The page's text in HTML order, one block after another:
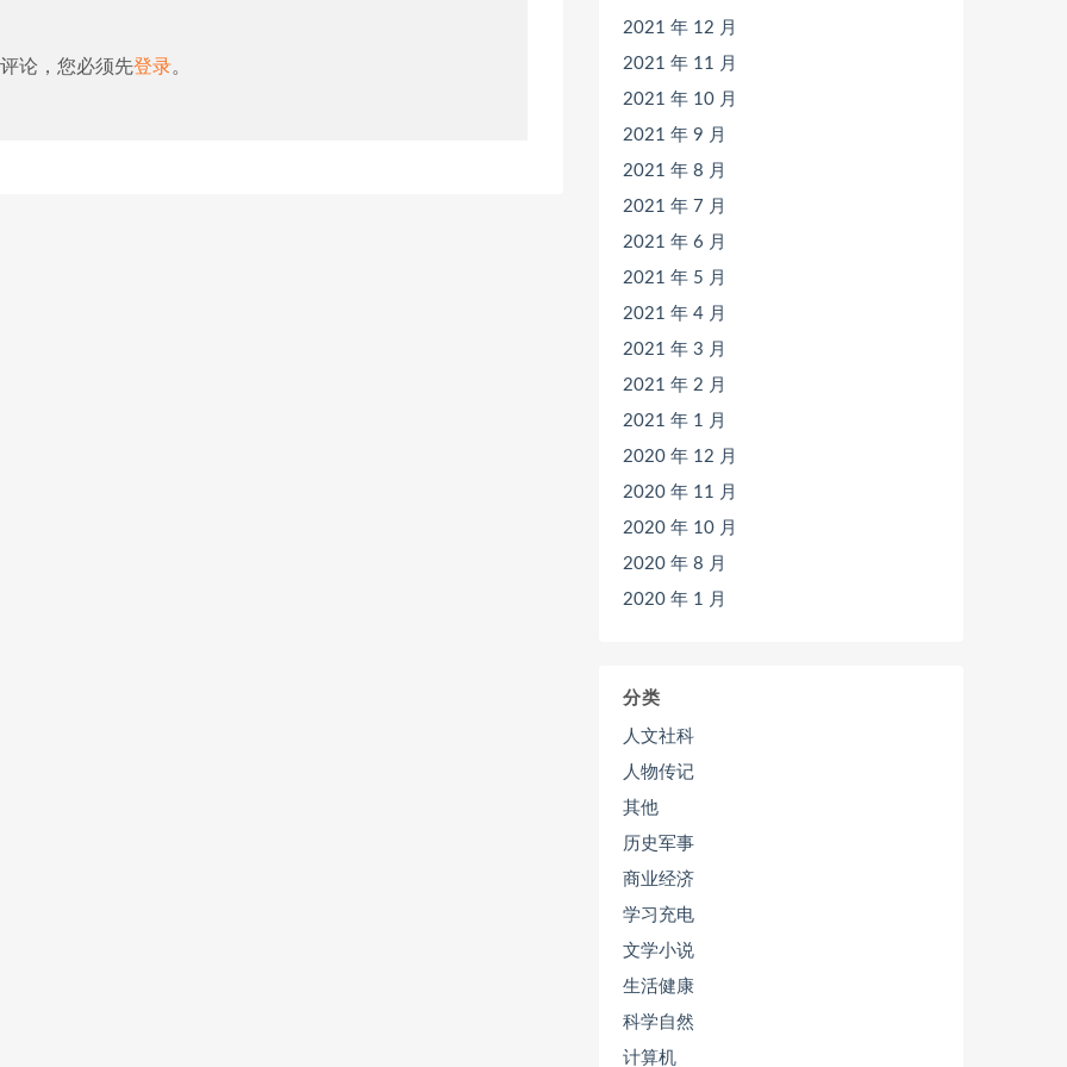
论，您必须先登录。
2021 年 12 月
2021 年 11 月
2021 年 10 月
2021 年 9 月
2021 年 8 月
2021 年 7 月
2021 年 6 月
2021 年 5 月
2021 年 4 月
2021 年 3 月
2021 年 2 月
2021 年 1 月
2020 年 12 月
2020 年 11 月
2020 年 10 月
2020 年 8 月
2020 年 1 月
分类
人文社科
人物传记
其他
历史军事
商业经济
学习充电
文学小说
生活健康
科学自然
计算机